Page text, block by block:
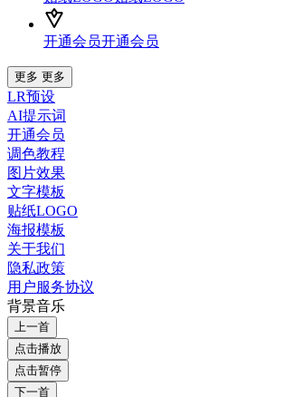
开通会员开通会员
更多 更多
LR预设
AI提示词
开通会员
调色教程
图片效果
文字模板
贴纸LOGO
海报模板
关于我们
隐私政策
用户服务协议
背景音乐
上一首
点击播放
点击暂停
下一首